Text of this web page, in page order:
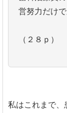
営努力だけ
（２８ｐ）
私はこれまで、